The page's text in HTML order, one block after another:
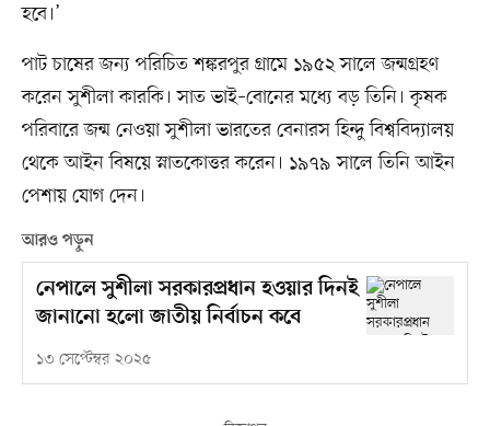
হবে।’
পাট চাষের জন্য পরিচিত শঙ্করপুর গ্রামে ১৯৫২ সালে জন্মগ্রহণ
করেন সুশীলা কারকি। সাত ভাই–বোনের মধ্যে বড় তিনি। কৃষক
পরিবারে জন্ম নেওয়া সুশীলা ভারতের বেনারস হিন্দু বিশ্ববিদ্যালয়
থেকে আইন বিষয়ে স্নাতকোত্তর করেন। ১৯৭৯ সালে তিনি আইন
পেশায় যোগ দেন।
আরও পড়ুন
নেপালে সুশীলা সরকারপ্রধান হওয়ার দিনই
জানানো হলো জাতীয় নির্বাচন কবে
১৩ সেপ্টেম্বর ২০২৫